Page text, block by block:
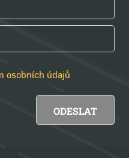
osobních údajů